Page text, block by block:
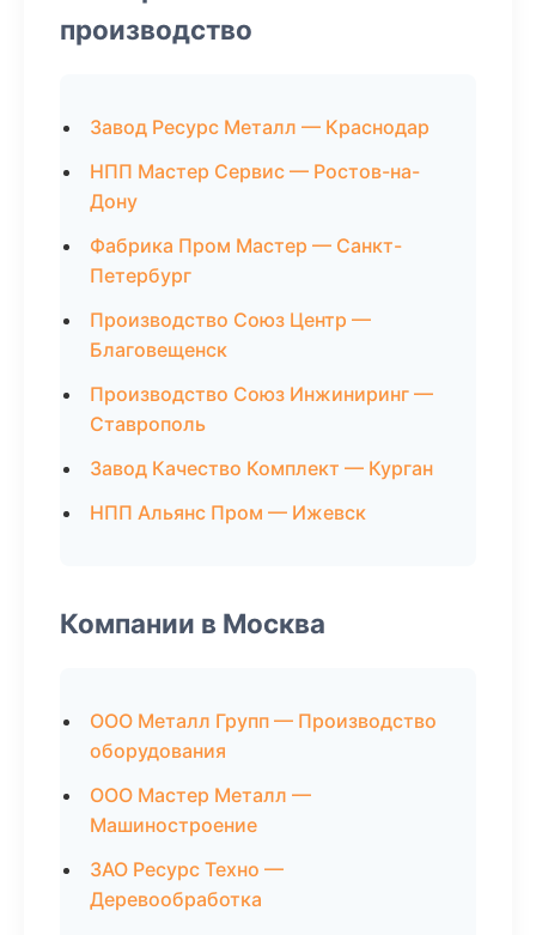
производство
Завод Ресурс Металл — Краснодар
НПП Мастер Сервис — Ростов-на-
Дону
Фабрика Пром Мастер — Санкт-
Петербург
Производство Союз Центр —
Благовещенск
Производство Союз Инжиниринг —
Ставрополь
Завод Качество Комплект — Курган
НПП Альянс Пром — Ижевск
Компании в Москва
ООО Металл Групп — Производство
оборудования
ООО Мастер Металл —
Машиностроение
ЗАО Ресурс Техно —
Деревообработка